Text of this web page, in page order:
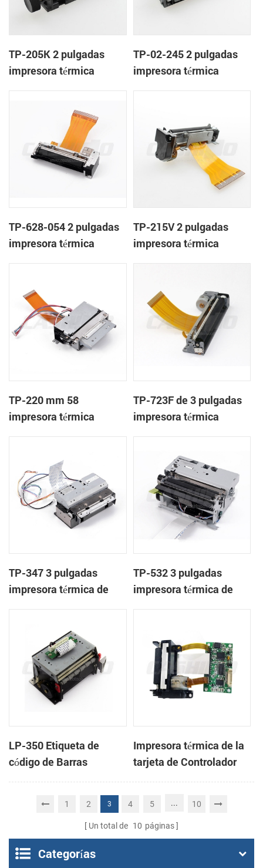
TP-205K 2 pulgadas
impresora térmica
TP-02-245 2 pulgadas
impresora térmica
TP-628-054 2 pulgadas
impresora térmica
TP-215V 2 pulgadas
impresora térmica
TP-220 mm 58
impresora térmica
TP-723F de 3 pulgadas
impresora térmica
TP-347 3 pulgadas
impresora térmica de
TP-532 3 pulgadas
impresora térmica de
LP-350 Etiqueta de
código de Barras
Impresora Mecanismo
Impresora térmica de la
tarjeta de Controlador
DB-100
1 2 3 4 5 ... 10
Un total de 10 páginas
Categorías